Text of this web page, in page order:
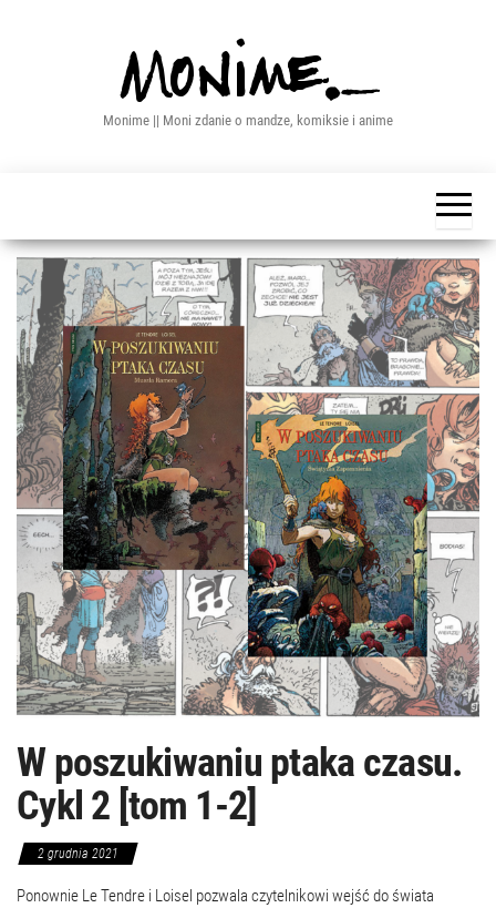
Monime || Moni zdanie o mandze, komiksie i anime
W poszukiwaniu ptaka czasu.
Cykl 2 [tom 1-2]
2 grudnia 2021
Ponownie Le Tendre i Loisel pozwala czytelnikowi wejść do świata